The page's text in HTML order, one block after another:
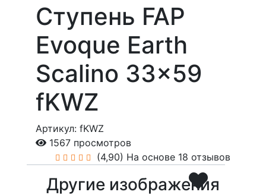
Ступень FAP
Evoque Earth
Scalino 33x59
fKWZ
Артикул: fKWZ
1567 просмотров
(4,90) На основе 18 отзывов
Другие изображения